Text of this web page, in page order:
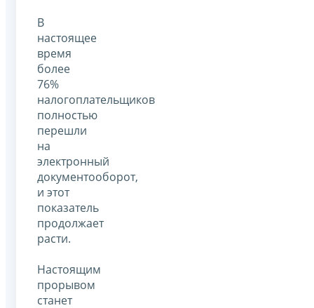
В
настоящее
время
более
76%
налогоплательщиков
полностью
перешли
на
электронный
документооборот,
и этот
показатель
продолжает
расти.
Настоящим
прорывом
станет